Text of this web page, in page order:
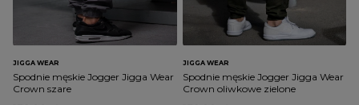
JIGGA WEAR
Spodnie męskie Jogger Jigga Wear
Crown szare
JIGGA WEAR
Spodnie męskie Jogger Jigga Wear
Crown oliwkowe zielone